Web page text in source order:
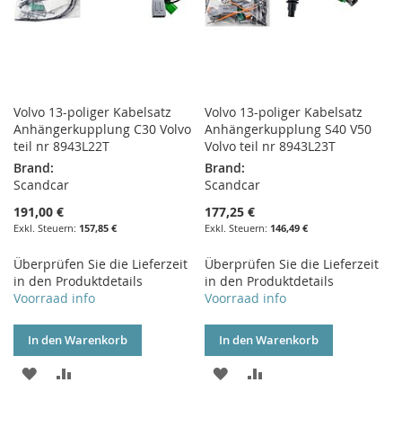
Volvo 13-poliger Kabelsatz
Anhängerkupplung C30 Volvo
teil nr 8943L22T
Brand:
Scandcar
191,00 €
157,85 €
Überprüfen Sie die Lieferzeit
in den Produktdetails
Voorraad info
In den Warenkorb
ZUR
Volvo 13-poliger Kabelsatz
Anhängerkupplung S40 V50
Volvo teil nr 8943L23T
Brand:
Scandcar
177,25 €
146,49 €
Überprüfen Sie die Lieferzeit
in den Produktdetails
Voorraad info
In den Warenkorb
ZUR